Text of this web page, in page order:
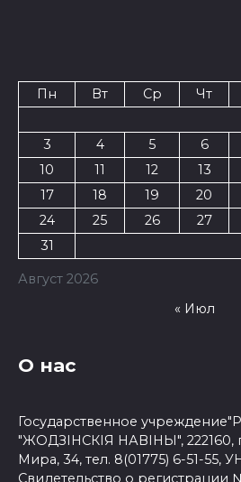
Август 2026
Пн Вт Ср Чт
3
4 5 6
10
11 12 13
17
18 19 20
24
25 26 27
31
« Июл
О нас
Государственное
"ЖОДЗІНСКІЯ НАВІНЫ", 222160,
Мира, 34, тел. 8(01775) 6-51-55,
Свидетельство о регистрации